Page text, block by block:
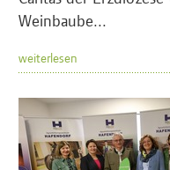
Weinbaube...
weiterlesen